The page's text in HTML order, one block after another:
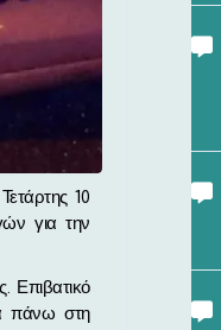
για την
Επιβατικό
πάνω στη